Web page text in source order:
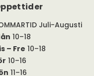
Juli-Augusti
10–18
– Fre 10–18
10–16
11–16